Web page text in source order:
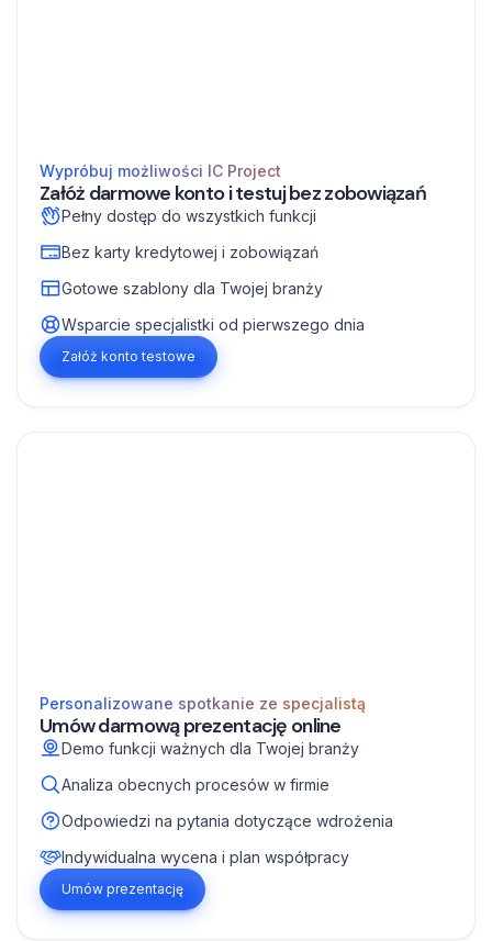
Wypróbuj możliwości IC Project
Załóż darmowe konto i testuj bez zobowiązań
Pełny dostęp do wszystkich funkcji
Bez karty kredytowej i zobowiązań
Gotowe szablony dla Twojej branży
Wsparcie specjalistki od pierwszego dnia
Załóż konto testowe
Personalizowane spotkanie ze specjalistą
Umów darmową prezentację online
Demo funkcji ważnych dla Twojej branży
Analiza obecnych procesów w firmie
Odpowiedzi na pytania dotyczące wdrożenia
Indywidualna wycena i plan współpracy
Umów prezentację